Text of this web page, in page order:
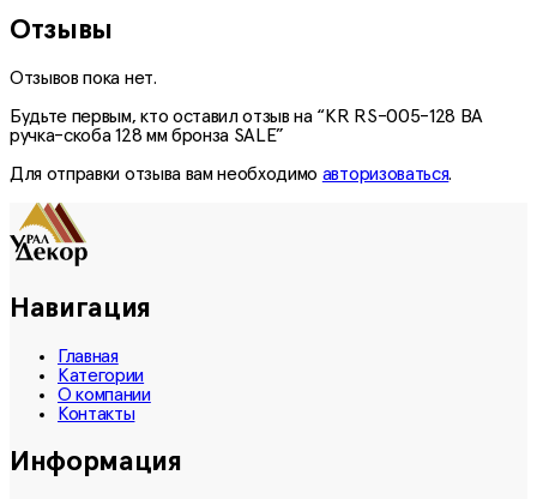
Отзывы
Отзывов пока нет.
Будьте первым, кто оставил отзыв на “KR RS-005-128 ВА
ручка-скоба 128 мм бронза SALE”
Для отправки отзыва вам необходимо авторизоваться.
Навигация
Главная
Категории
О компании
Контакты
Информация